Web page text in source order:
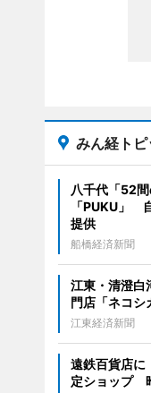
みん経トピ
八千代「52
「PUKU」
提供
船橋経済新聞
江東・清澄白
門店「ネコシ
江東経済新聞
遠鉄百貨店に
定ショップ